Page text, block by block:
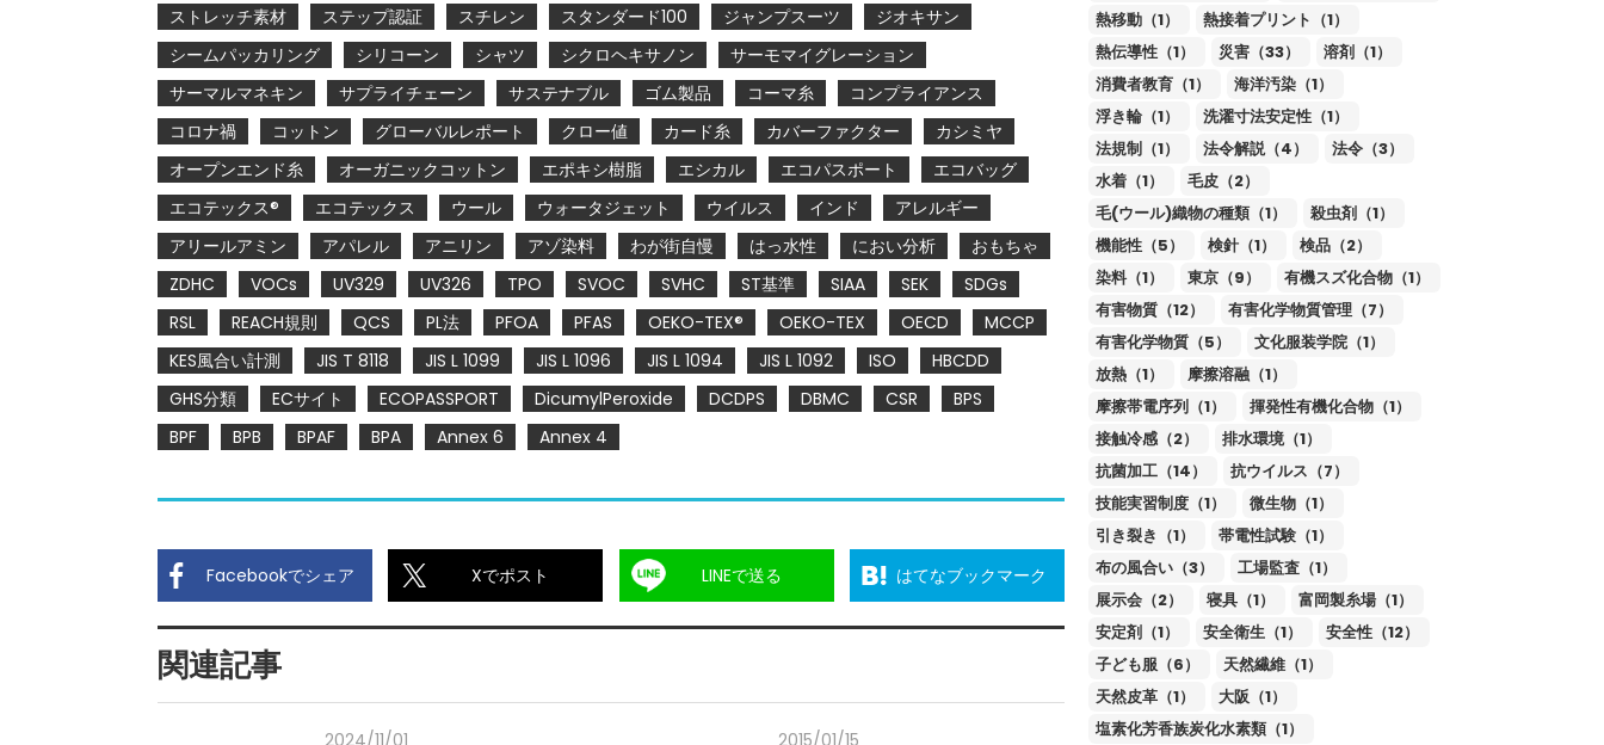
ストレッチ素材
ステップ認証 スチレン スタンダード100 ジャンプスーツ
ジオキサン
シームパッカリング
シリコーン シャツ シクロヘキサノン
サーモマイグレーション
サーマルマネキン
サプライチェーン サステナブル ゴム製品 コーマ糸
コンプライアンス
コロナ禍
コットン グローバルレポート クロー値 カード糸 カバーファクター
カシミヤ
オープンエンド糸
オーガニックコットン エポキシ樹脂 エシカル エコパスポート
エコバッグ
エコテックス®
エコテックス ウール ウォータジェット ウイルス インド
アレルギー
アリールアミン
アパレル アニリン アゾ染料 わが街自慢 はっ水性 におい分析
おもちゃ
ZDHC
VOCs UV329 UV326 TPO SVOC SVHC ST基準 SIAA SEK
SDGs
RSL
REACH規則 QCS PL法 PFOA PFAS OEKO-TEX® OEKO-TEX OECD
MCCP
KES風合い計測
JIS T 8118 JIS L 1099 JIS L 1096 JIS L 1094 JIS L 1092 ISO
HBCDD
GHS分類
ECサイト ECOPASSPORT DicumylPeroxide DCDPS DBMC CSR
BPS
BPF
BPB BPAF BPA Annex 6 Annex 4
Facebookでシェア Xでポスト LINEで送る はてなブックマーク
関連記事
2024/11/01
2015/01/15
熱移動（1）
熱接着プリント（1）
熱伝導性（1）
災害（33）
溶剤（1）
消費者教育（1）
海洋汚染（1）
浮き輪（1）
洗濯寸法安定性（1）
法規制（1）
法令解説（4）
法令（3）
水着（1）
毛皮（2）
毛(ウール)織物の種類（1）
殺虫剤（1）
機能性（5）
検針（1）
検品（2）
染料（1）
東京（9）
有機スズ化合物（1）
有害物質（12）
有害化学物質管理（7）
有害化学物質（5）
文化服装学院（1）
放熱（1）
摩擦溶融（1）
摩擦帯電序列（1）
揮発性有機化合物（1）
接触冷感（2）
排水環境（1）
抗菌加工（14）
抗ウイルス（7）
技能実習制度（1）
微生物（1）
引き裂き（1）
帯電性試験（1）
布の風合い（3）
工場監査（1）
展示会（2）
寝具（1）
富岡製糸場（1）
安定剤（1）
安全衛生（1）
安全性（12）
子ども服（6）
天然繊維（1）
天然皮革（1）
大阪（1）
塩素化芳香族炭化水素類（1）